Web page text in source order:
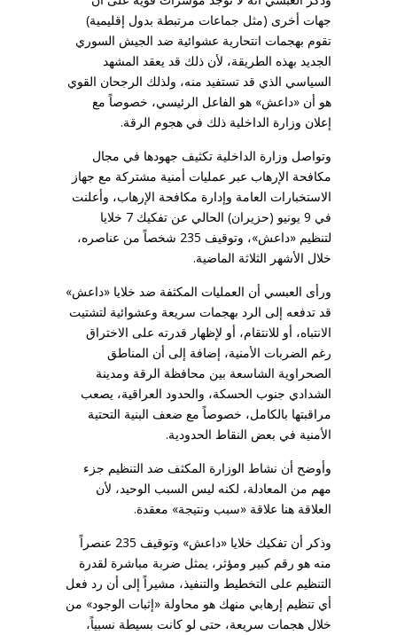
جهات أخرى (مثل جماعات مرتبطة بدول إقليمية)
تقوم بهجمات انتحارية عشوائية ضد الجيش السوري
الجديد بهذه الطريقة، لأن ذلك قد يعقد المشهد
السياسي الذي قد تستفيد منه، ولذلك الرجحان القوي
هو أن «داعش» هو الفاعل الرئيسي، خصوصاً مع
إعلان وزارة الداخلية ذلك في هجوم الرقة.
وتواصل وزارة الداخلية تكثيف جهودها في مجال
مكافحة الإرهاب عبر عمليات أمنية مشتركة مع جهاز
الاستخبارات العامة وإدارة مكافحة الإرهاب، وأعلنت
في 9 يونيو (حزيران) الحالي عن تفكيك 7 خلايا
لتنظيم «داعش»، وتوقيف 235 شخصاً من عناصره،
خلال الأشهر الثلاثة الماضية.
ورأى العبسي أن العمليات المكثفة ضد خلايا «داعش»
قد تدفعه إلى الرد بهجمات سريعة وعشوائية لتشتيت
الانتباه، أو للانتقام، أو لإظهار قدرته على الاختراق
رغم الضربات الأمنية، إضافة إلى أن المناطق
الصحراوية الشاسعة بين محافظة الرقة ومدينة
الشدادي جنوب الحسكة، والحدود العراقية، يصعب
مراقبتها بالكامل، خصوصاً مع ضعف البنية التحتية
الأمنية في بعض النقاط الحدودية.
وأوضح أن نشاط الوزارة المكثف ضد التنظيم جزء
مهم من المعادلة، لكنه ليس السبب الوحيد، لأن
العلاقة هنا علاقة «سبب ونتيجة» معقدة.
وذكر أن تفكيك خلايا «داعش» وتوقيف 235 عنصراً
منه هو رقم كبير ومؤثر، يمثل ضربة مباشرة لقدرة
التنظيم على التخطيط والتنفيذ، مشيراً إلى أن رد فعل
أي تنظيم إرهابي منهك هو محاولة «إثبات الوجود» من
خلال هجمات سريعة، حتى لو كانت بسيطة نسبياً،